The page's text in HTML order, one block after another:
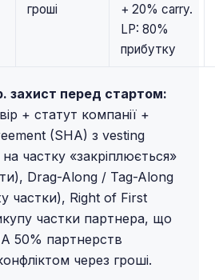
гроші
+ 20% carry.
LP: 80%
прибутку
захист перед стартом:
+ статут компанії +
(SHA) з vesting
частку «закріплюється»
Drag-Along / Tag-Along
частки), Right of First
частки партнера, що
50% партнерств
через гроші.